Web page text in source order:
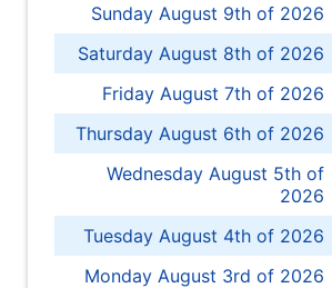
Sunday August 9th of 2026
Saturday August 8th of 2026
Friday August 7th of 2026
Thursday August 6th of 2026
Wednesday August 5th of
2026
Tuesday August 4th of 2026
Monday August 3rd of 2026